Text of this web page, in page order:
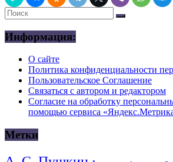
Информация:
О сайте
Политика конфиденциальности
Пользовательское Соглашение
Связаться с автором и редактором
Согласие на обработку
помощью сервиса
Метки